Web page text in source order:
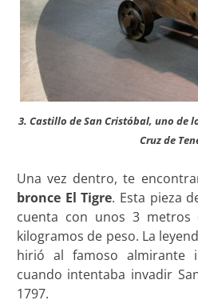
3. Castillo de San Cristóbal, uno de
Cruz de
Una vez dentro, te
bronce El Tigre. Esta pieza
cuenta con unos 3 metros
kilogramos de peso. La
hirió al famoso almirante
cuando intentaba invadir
1797.